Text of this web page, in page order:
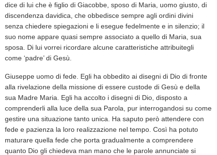
dice di lui che è figlio di Giacobbe, sposo di Maria, uomo giusto, di
discendenza davidica, che obbedisce sempre agli ordini divini
senza chiedere spiegazioni e li esegue fedelmente e in silenzio; il
suo nome appare quasi sempre associato a quello di Maria, sua
sposa. Di lui vorrei ricordare alcune caratteristiche attribuitegli
come ‘padre’ di Gesù.
Giuseppe uomo di fede. Egli ha obbedito ai disegni di Dio di fronte
alla rivelazione della missione di essere custode di Gesù e della
sua Madre Maria. Egli ha accolto i disegni di Dio, disposto a
comprenderli alla luce della sua Parola, pur interrogandosi su come
gestire una situazione tanto unica. Ha saputo però attendere con
fede e pazienza la loro realizzazione nel tempo. Così ha potuto
maturare quella fede che porta gradualmente a comprendere
quanto Dio gli chiedeva man mano che le parole annunciate si